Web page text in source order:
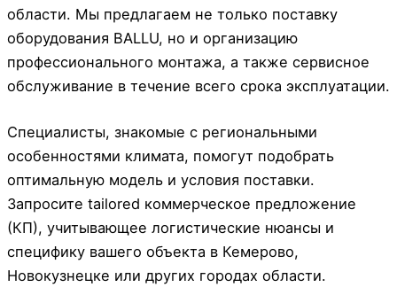
области. Мы предлагаем не только поставку
оборудования BALLU, но и организацию
профессионального монтажа, а также сервисное
обслуживание в течение всего срока эксплуатации.
Специалисты, знакомые с региональными
особенностями климата, помогут подобрать
оптимальную модель и условия поставки.
Запросите tailored коммерческое предложение
(КП), учитывающее логистические нюансы и
специфику вашего объекта в Кемерово,
Новокузнецке или других городах области.